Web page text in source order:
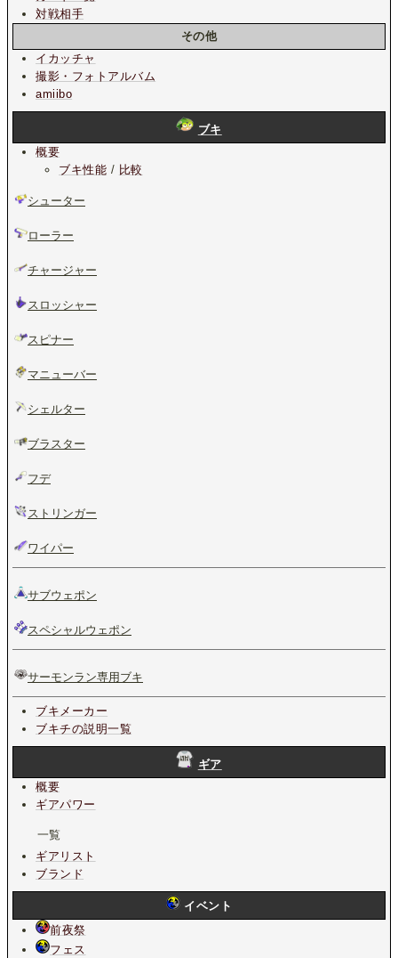
対戦相手
その他
イカッチャ
撮影・フォトアルバム
amiibo
ブキ
概要
ブキ性能 / 比較
シューター
ローラー
チャージャー
スロッシャー
スピナー
マニューバー
シェルター
ブラスター
フデ
ストリンガー
ワイパー
サブウェポン
スペシャルウェポン
サーモンラン専用ブキ
ブキメーカー
ブキチの説明一覧
ギア
概要
ギアパワー
一覧
ギアリスト
ブランド
イベント
前夜祭
フェス